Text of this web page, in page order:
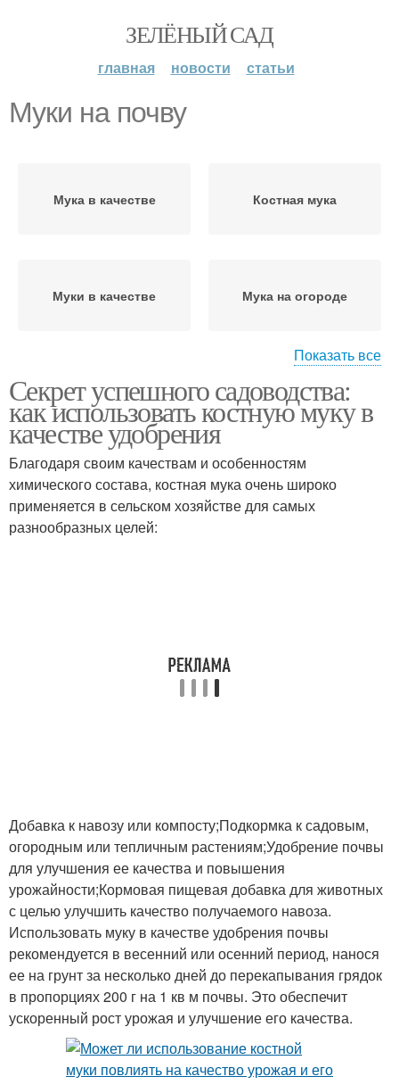
ЗЕЛЁНЫЙ САД
главная новости статьи
Муки на почву
Мука в качестве Костная мука
Муки в качестве Мука на огороде
Мука в саду Муки на уровень
Мука для растений
Показать все
Секрет успешного садоводства:
как использовать костную муку в
качестве удобрения
Благодаря своим качествам и особенностям
химического состава, костная мука очень широко
применяется в сельском хозяйстве для самых
разнообразных целей:
Добавка к навозу или компосту;Подкормка к садовым,
огородным или тепличным растениям;Удобрение почвы
для улучшения ее качества и повышения
урожайности;Кормовая пищевая добавка для животных
с целью улучшить качество получаемого навоза.
Использовать муку в качестве удобрения почвы
рекомендуется в весенний или осенний период, нанося
ее на грунт за несколько дней до перекапывания грядок
в пропорциях 200 г на 1 кв м почвы. Это обеспечит
ускоренный рост урожая и улучшение его качества.